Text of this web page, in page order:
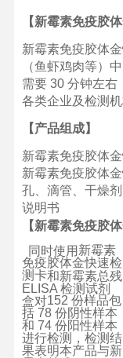
【新霉素免疫胶
新霉素免疫胶体
（鱼虾鸡肉等）
需要 30 分钟左右
各类企业及检测机
【产品组成】
新霉素免疫胶体
新霉素免疫胶体
孔、滴管、干燥剂
说明书
【新霉素免疫胶
同时使用 新霉素
免疫胶体金快速检
测卡和新霉素总残
ELISA 检测试剂
盒对152 份样品包
括 78 份阴性样本
和 74 份阳性样本
进行检测，检测结
果表明本产品与新